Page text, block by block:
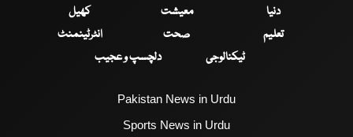
دنیا
معیشت
کھیل
تعلیم
صحت
انٹرٹینمنٹ
ٹیکنالوجی
دلچسپ و عجیب
Pakistan News in Urdu
Sports News in Urdu